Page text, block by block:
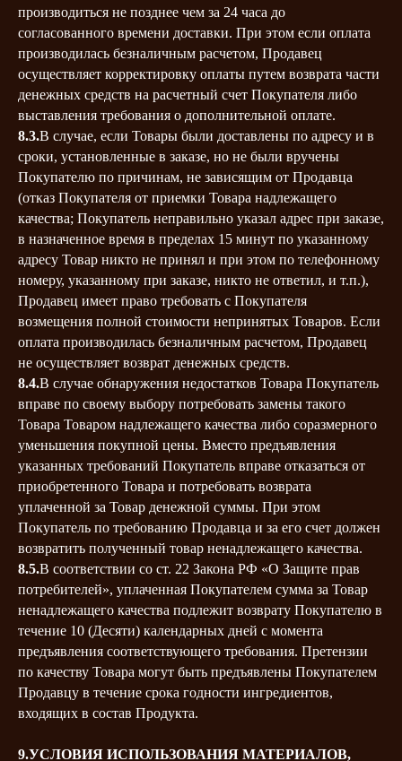
производиться не позднее чем за 24 часа до
согласованного времени доставки. При этом если оплата
производилась безналичным расчетом, Продавец
осуществляет корректировку оплаты путем возврата части
денежных средств на расчетный счет Покупателя либо
выставления требования о дополнительной оплате.
8.3.В случае, если Товары были доставлены по адресу и в
сроки, установленные в заказе, но не были вручены
Покупателю по причинам, не зависящим от Продавца
(отказ Покупателя от приемки Товара надлежащего
качества; Покупатель неправильно указал адрес при заказе,
в назначенное время в пределах 15 минут по указанному
адресу Товар никто не принял и при этом по телефонному
номеру, указанному при заказе, никто не ответил, и т.п.),
Продавец имеет право требовать с Покупателя
возмещения полной стоимости непринятых Товаров. Если
оплата производилась безналичным расчетом, Продавец
не осуществляет возврат денежных средств.
8.4.В случае обнаружения недостатков Товара Покупатель
вправе по своему выбору потребовать замены такого
Товара Товаром надлежащего качества либо соразмерного
уменьшения покупной цены. Вместо предъявления
указанных требований Покупатель вправе отказаться от
приобретенного Товара и потребовать возврата
уплаченной за Товар денежной суммы. При этом
Покупатель по требованию Продавца и за его счет должен
возвратить полученный товар ненадлежащего качества.
8.5.В соответствии со ст. 22 Закона РФ «О Защите прав
потребителей», уплаченная Покупателем сумма за Товар
ненадлежащего качества подлежит возврату Покупателю в
течение 10 (Десяти) календарных дней с момента
предъявления соответствующего требования. Претензии
по качеству Товара могут быть предъявлены Покупателем
Продавцу в течение срока годности ингредиентов,
входящих в состав Продукта.
9.УСЛОВИЯ ИСПОЛЬЗОВАНИЯ МАТЕРИАЛОВ,